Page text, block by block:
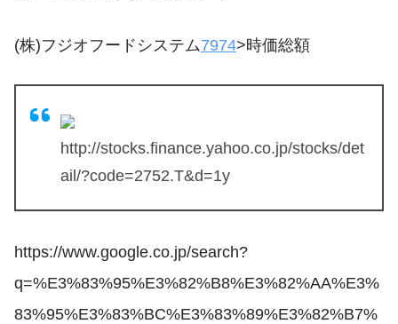
(株)フジオフードシステム7974>時価総額
http://stocks.finance.yahoo.co.jp/stocks/det
ail/?code=2752.T&d=1y
https://www.google.co.jp/search?
q=%E3%83%95%E3%82%B8%E3%82%AA%E3%
83%95%E3%83%BC%E3%83%89%E3%82%B7%